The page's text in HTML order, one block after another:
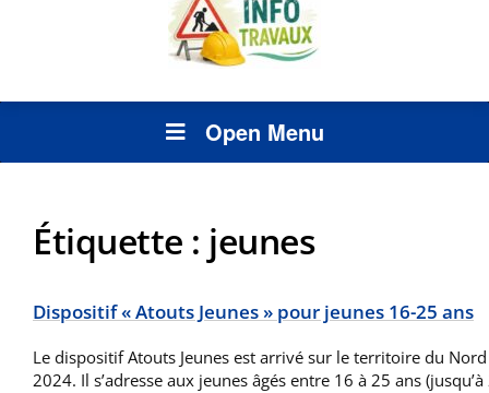
Open Menu
Étiquette : jeunes
Dispositif « Atouts Jeunes » pour jeunes 16-25 ans
Le dispositif Atouts Jeunes est arrivé sur le territoire du
2024. Il s’adresse aux jeunes âgés entre 16 à 25 ans